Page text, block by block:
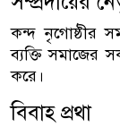
কন্দ নৃগোষ্ঠীর
ব্যক্তি সমাজের
করে।
বিবাহ প্রথা